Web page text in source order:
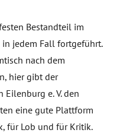
Bestandteil im
jedem Fall fortgeführt.
nach dem
hier gibt der
Eilenburg e. V. den
eine gute Plattform
für Lob und für Kritik.